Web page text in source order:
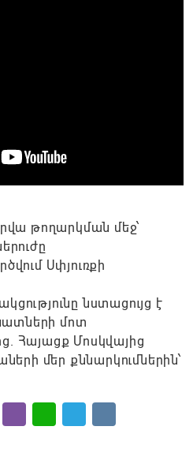
թողարկման մեջ՝
Սփյուռքի
նստացույց է
մոտ
Հայացք Մոսկվայից
մեր քննարկումներին՝